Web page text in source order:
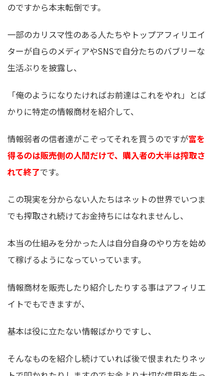
のですから本末転倒です。
一部のカリスマ性のある人たちやトップアフィリエイ
ターが自らのメディアやSNSで自分たちのバブリーな
生活ぶりを披露し、
「俺のようになりたければお前達はこれをやれ」とば
かりに特定の情報商材を紹介して、
情報弱者の信者達がこぞってそれを買うのですが富を
得るのは販売側の人間だけで、購入者の大半は搾取さ
れて終了です。
この現実を分からない人たちはネットの世界でいつま
でも搾取され続けてお金持ちにはなれませんし、
本当の仕組みを分かった人は自分自身のやり方を始め
て稼げるようになっていっています。
情報商材を販売したり紹介したりする事はアフィリエ
イトでもできますが、
基本は役に立たない情報ばかりですし、
そんなものを紹介し続けていれば後で恨まれたりネッ